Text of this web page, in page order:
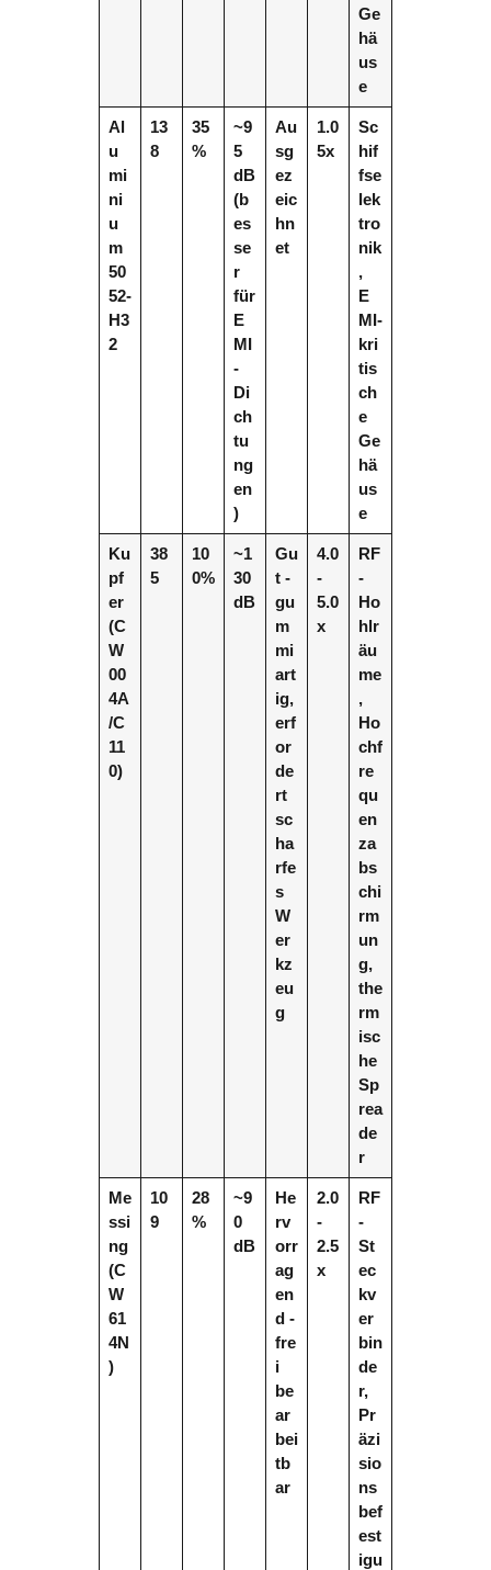
Ge
hä
us
e
Al
u
mi
ni
u
m
50
52-
H3
2
13
8
35
%
~9
5
dB
(b
es
se
r
für
E
MI
-
Di
ch
tu
ng
en
)
Au
sg
ez
eic
hn
et
1.0
5x
Sc
hif
fse
lek
tro
nik
,
E
MI-
kri
tis
ch
e
Ge
hä
us
e
Ku
pf
er
(C
W
00
4A
/C
11
0)
38
5
10
0%
~1
30
dB
Gu
t -
gu
m
mi
art
ig,
erf
or
de
rt
sc
ha
rfe
s
W
er
kz
eu
g
4.0
-
5.0
x
RF
-
Ho
hlr
äu
me
,
Ho
chf
re
qu
en
za
bs
chi
rm
un
g,
the
rm
isc
he
Sp
rea
de
r
Me
ssi
ng
(C
W
61
4N
)
10
9
28
%
~9
0
dB
He
rv
orr
ag
en
d -
fre
i
be
ar
bei
tb
ar
2.0
-
2.5
x
RF
-
St
ec
kv
er
bin
de
r,
Pr
äzi
sio
ns
bef
est
igu